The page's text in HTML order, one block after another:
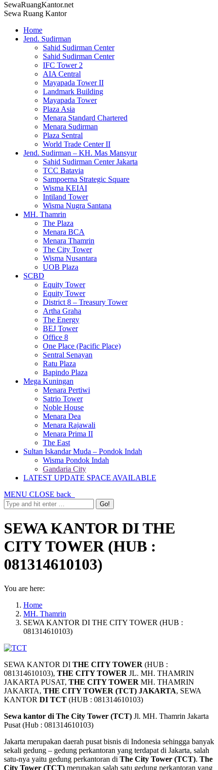
SewaRuangKantor.net
Sewa Ruang Kantor
Home
Jend. Sudirman
Sahid Sudirman Center
Sahid Sudirman Center
IFC Tower 2
AIA Central
Mayapada Tower II
Landmark Building
Mayapada Tower
Plaza Asia
Menara Standard Chartered
Menara Sudirman
Plaza Sentral
World Trade Center II
Jend. Sudirman – KH. Mas Mansyur
Sahid Sudirman Center Jakarta
TCC Batavia
Sampoerna Strategic Square
Wisma KEIAI
Intiland Tower
Wisma Nugra Santana
MH. Thamrin
The Plaza
Menara BCA
Menara Thamrin
The City Tower
Wisma Nusantara
UOB Plaza
SCBD
Equity Tower
Equity Tower
District 8 – Treasury Tower
Artha Graha
The Energy
BEJ Tower
Office 8
One Place (Pacific Place)
Sentral Senayan
Ratu Plaza
Bapindo Plaza
Mega Kuningan
Menara Pertiwi
Satrio Tower
Noble House
Menara Dea
Menara Rajawali
Menara Prima II
The East
Sultan Iskandar Muda – Pondok Indah
Wisma Pondok Indah
Gandaria City
LATEST UPDATE SPACE AVAILABLE
MENU CLOSE back
SEWA KANTOR DI THE
CITY TOWER (HUB :
081314610103)
You are here:
Home
MH. Thamrin
SEWA KANTOR DI THE CITY TOWER (HUB :
081314610103)
SEWA KANTOR DI THE CITY TOWER (HUB :
081314610103), THE CITY TOWER JL. MH. THAMRIN
JAKARTA PUSAT, THE CITY TOWER MH. THAMRIN
JAKARTA, THE CITY TOWER (TCT) JAKARTA, SEWA
KANTOR DI TCT (HUB : 081314610103)
Sewa kantor di The City Tower (TCT) Jl. MH. Thamrin Jakarta
Pusat (Hub : 081314610103)
Jakarta merupakan daerah pusat bisnis di Indonesia sehingga banyak
sekali gedung – gedung perkantoran yang terdapat di Jakarta, salah
satu-nya yaitu gedung perkantoran di The City Tower (TCT). The
City Tower (TCT) merupakan salah satu gedung perkantoran yang